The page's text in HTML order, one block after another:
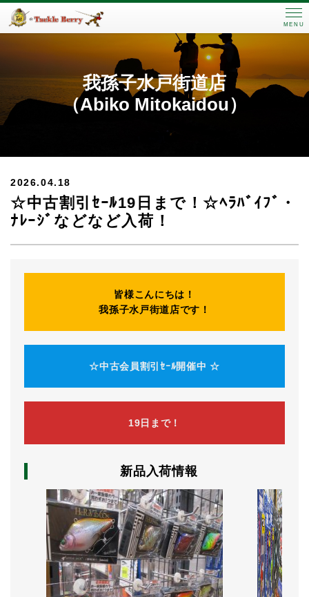
MENU
我孫子水戸街道店
（Abiko Mitokaidou）
2026.04.18
☆中古割引ｾｰﾙ19日まで！☆ﾍﾗﾊﾞｲﾌﾞ・
ﾅﾚｰｼﾞなどなど入荷！
皆様こんにちは！
我孫子水戸街道店です！
☆中古会員割引ｾｰﾙ開催中 ☆
19日まで！
新品入荷情報